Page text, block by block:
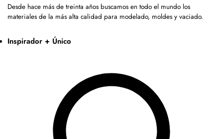
Desde hace más de treinta años buscamos en todo el mundo los
materiales de la más alta calidad para modelado, moldes y vaciado.
Inspirador + Único